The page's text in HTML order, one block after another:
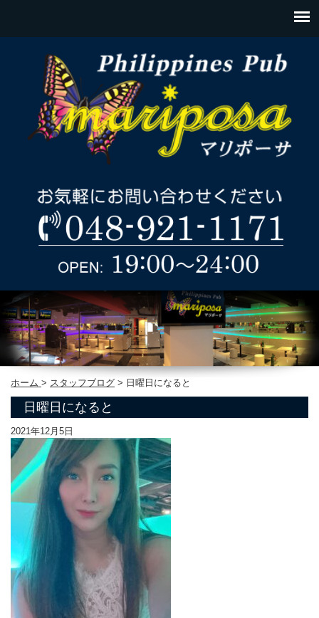
ホーム > スタッフブログ > 日曜日になると
日曜日になると
2021年12月5日